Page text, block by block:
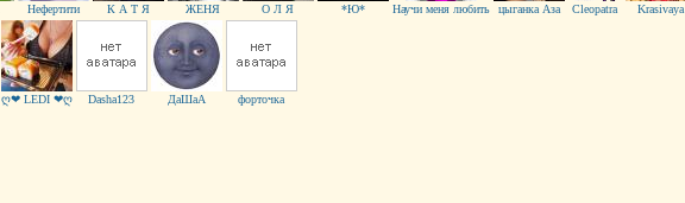
Нефертити К А Т Я ЖEНЯ О Л Я *Ю* Научи меня любить цыганка Аза Cleopatra Krasivaya
ღ❤ LEDI ❤ღ Dasha123 ДаШаА форточка